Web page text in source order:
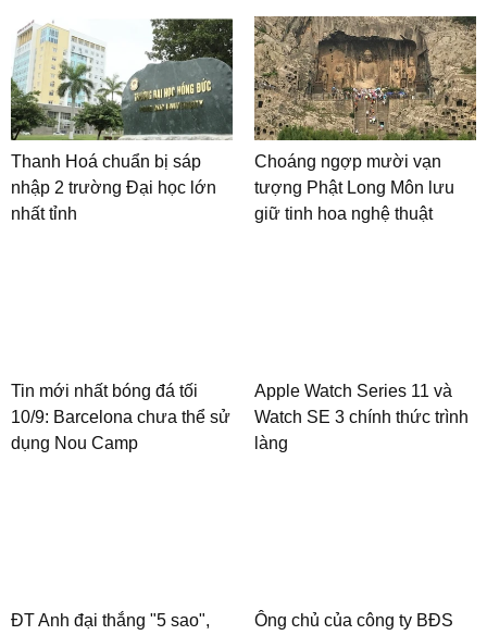
Thanh Hoá chuẩn bị sáp
nhập 2 trường Đại học lớn
nhất tỉnh
Choáng ngợp mười vạn
tượng Phật Long Môn lưu
giữ tinh hoa nghệ thuật
Tin mới nhất bóng đá tối
10/9: Barcelona chưa thể sử
dụng Nou Camp
Apple Watch Series 11 và
Watch SE 3 chính thức trình
làng
ĐT Anh đại thắng "5 sao",
Ông chủ của công ty BĐS